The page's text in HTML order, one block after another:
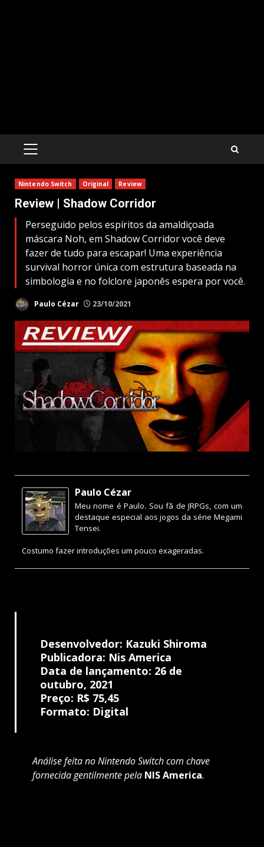
PRIMARY
Nintendo Switch Original Review
Review | Shadow Corridor
Perseguido pelos espíritos da amaldiçoada
máscara Noh, em Shadow Corridor você deve
fazer de tudo para escapar! Uma experiência
survival horror única com estrutura baseada na
simbologia e no folclore japonês espera por você.
Paulo Cézar 23/10/2021
Paulo Cézar
Meu nome é Paulo. Sou fã de JRPGs, com um
destaque especial aos jogos da série Megami
Tensei.
Costumo fazer introduções um pouco exageradas.
Desenvolvedor: Kazuki Shiroma
Publicadora: Nis America
Data de lançamento: 26 de
outubro, 2021
Preço: R$ 75,45
Formato: Digital
Análise feita no Nintendo Switch com chave
fornecida gentilmente pela NIS America.